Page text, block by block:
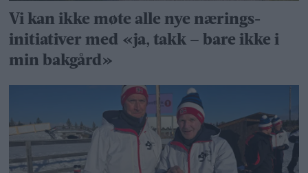
Vi kan ikke møte alle nye nærings­
initiativer med «ja, takk – bare ikke i
min bakgård»